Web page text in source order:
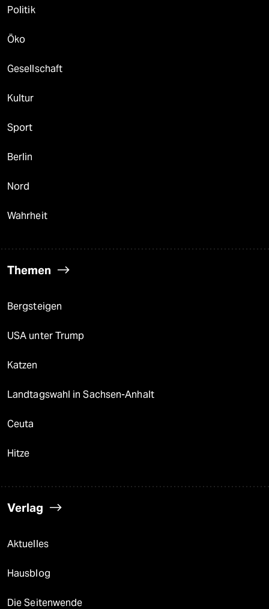
Politik
Öko
Gesellschaft
Kultur
Sport
Berlin
Nord
Wahrheit
Themen
Bergsteigen
USA unter Trump
Katzen
Landtagswahl in Sachsen-Anhalt
Ceuta
Hitze
Verlag
Aktuelles
Hausblog
Die Seitenwende